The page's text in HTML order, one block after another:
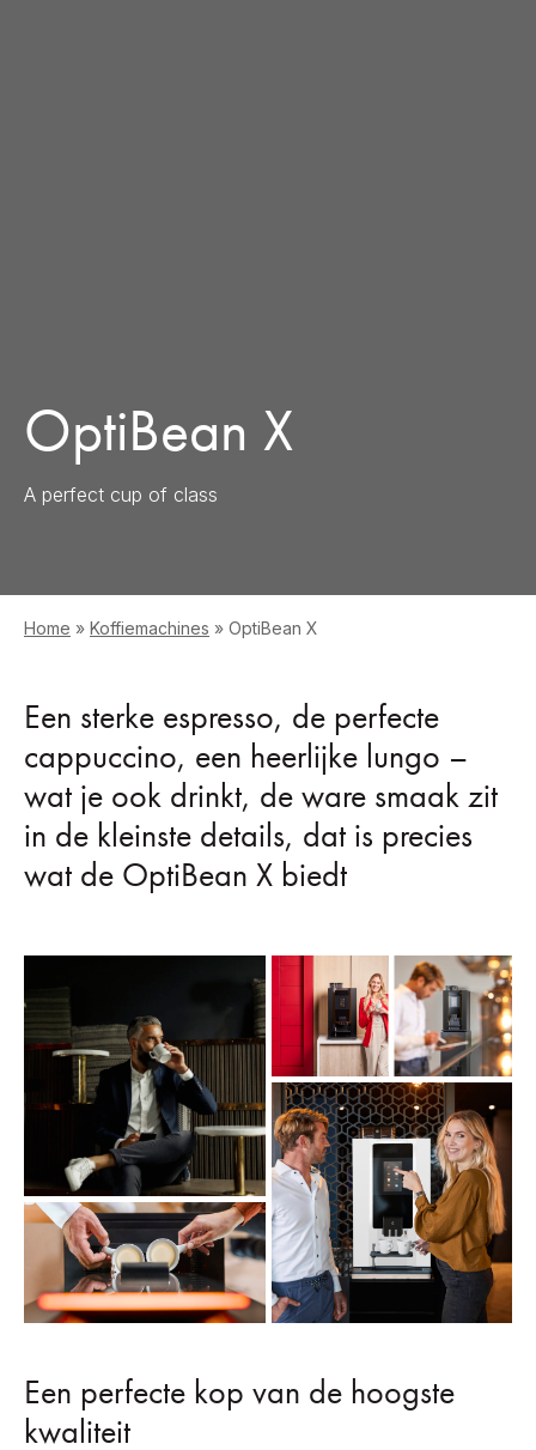
Home » Koffiemachines » OptiBean X
OptiBean X
A perfect cup of class
Een sterke espresso, de perfecte
cappuccino, een heerlijke lungo –
wat je ook drinkt, de ware smaak zit
in de kleinste details, dat is precies
wat de OptiBean X biedt
Een perfecte kop van de hoogste
kwaliteit